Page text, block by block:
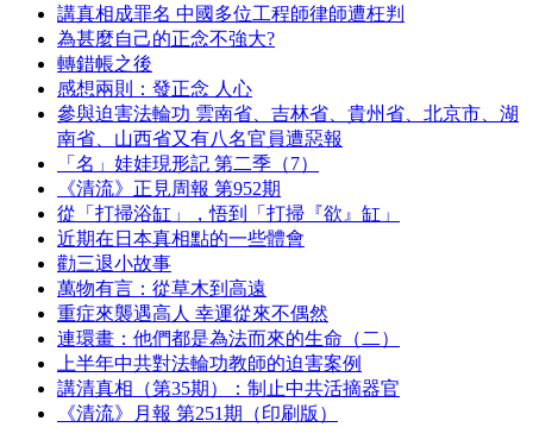
講真相成罪名 中國多位工程師律師遭枉判
為甚麼自己的正念不強大?
轉錯帳之後
感想兩則：發正念 人心
參與迫害法輪功 雲南省、吉林省、貴州省、北京市、湖
南省、山西省又有八名官員遭惡報
「名」娃娃現形記 第二季（7）
《清流》正見周報 第952期
從「打掃浴缸」，悟到「打掃『欲』缸」
近期在日本真相點的一些體會
勸三退小故事
萬物有言：從草木到高遠
重症來襲遇高人 幸運從來不偶然
連環畫：他們都是為法而來的生命（二）
上半年中共對法輪功教師的迫害案例
講清真相（第35期）：制止中共活摘器官
《清流》月報 第251期（印刷版）